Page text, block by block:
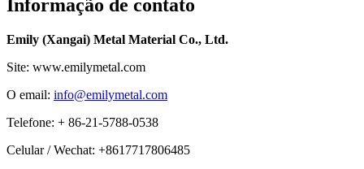
Informação de contato
Emily (Xangai) Metal Material Co., Ltd.
Site: www.emilymetal.com
O email: info@emilymetal.com
Telefone: + 86-21-5788-0538
Celular / Wechat: +8617717806485